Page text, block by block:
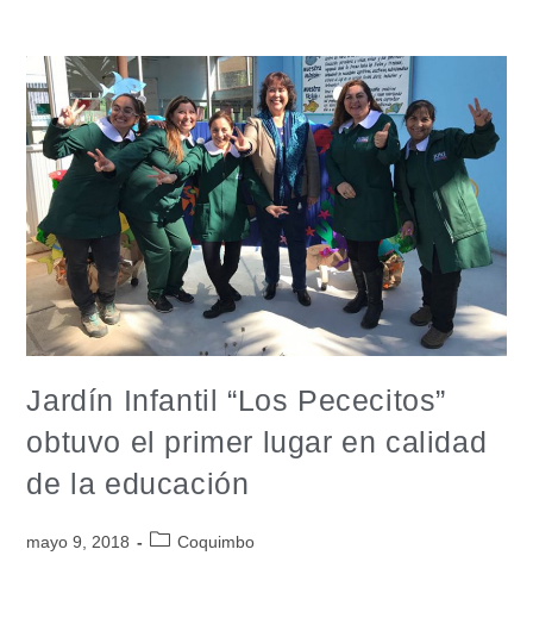
Jardín Infantil “Los Pececitos”
obtuvo el primer lugar en calidad
de la educación
mayo 9, 2018 Coquimbo